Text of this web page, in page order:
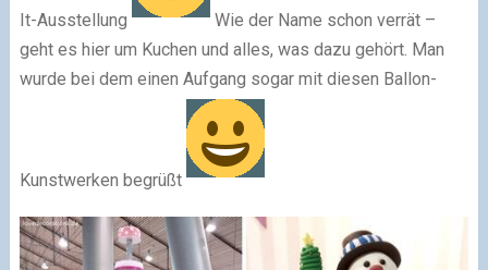
It-Ausstellung
Wie der Name schon verrät –
geht es hier um Kuchen und alles, was dazu gehört. Man
wurde bei dem einen Aufgang sogar mit diesen Ballon-
Kunstwerken begrüßt